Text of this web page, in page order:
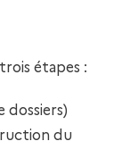
étapes :
dossiers)
du